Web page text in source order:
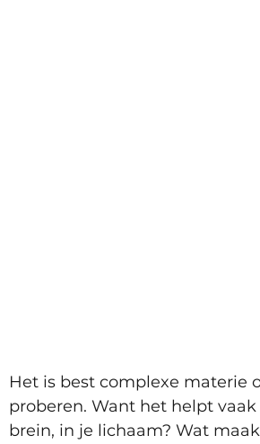
Het is best complexe materie
proberen. Want het helpt
brein, in je lichaam? Wat